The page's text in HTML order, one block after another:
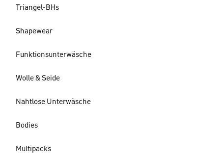
Triangel-BHs
Shapewear
Funktionsunterwäsche
Wolle & Seide
Nahtlose Unterwäsche
Bodies
Multipacks